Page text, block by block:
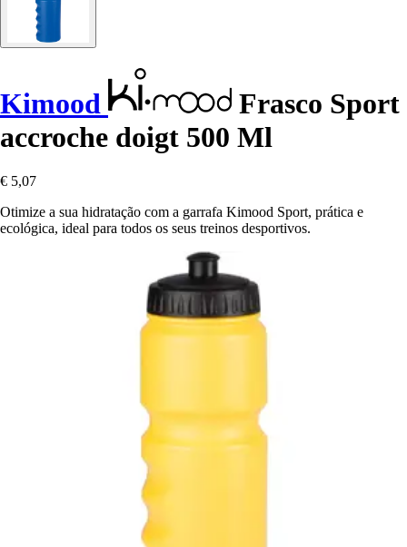
Kimood
Frasco Sport
accroche doigt 500 Ml
€ 5,07
Otimize a sua hidratação com a garrafa Kimood Sport, prática e
ecológica, ideal para todos os seus treinos desportivos.